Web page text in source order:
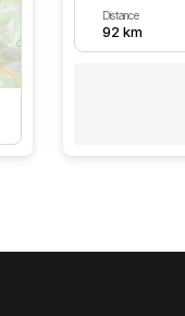
Distance
92 km